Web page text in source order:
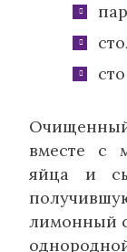
вместе с
яйца и
лимонный